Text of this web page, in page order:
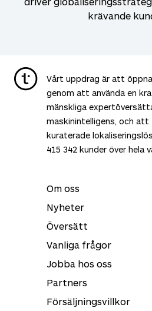
krävande
Vårt uppdrag är att
genom att använda en
mänskliga
maskinintelligens, och att
kuraterade
415 342 kunder över hela
Om oss
Nyheter
Översätt
Vanliga frågor
Jobba hos oss
Partners
Försäljningsvillkor